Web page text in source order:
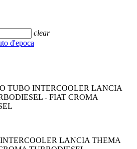
clear
TUBO INTERCOOLER LANCIA
- FIAT CROMA